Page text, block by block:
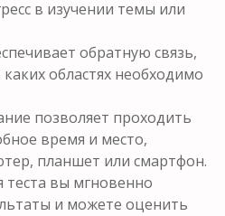
в изучении темы или
обратную связь,
областях необходимо
позволяет проходить
время и место,
планшет или смартфон.
теста вы мгновенно
и можете оценить